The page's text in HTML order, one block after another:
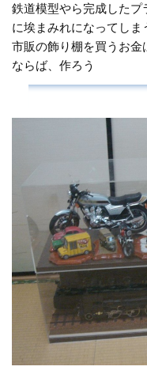
鉄道模型やら完成した
に埃まみれになってしま
市販の飾り棚を買うお金
ならば、作ろう